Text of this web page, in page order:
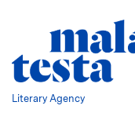
Literary Agency